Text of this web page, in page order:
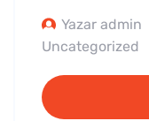
Yazar admin
Uncategorized